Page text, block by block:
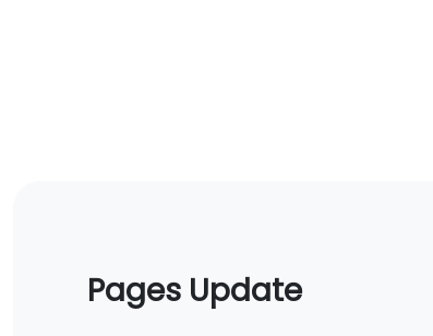
Pages Update